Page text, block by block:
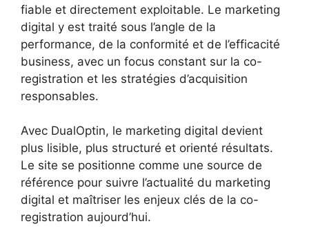
fiable et directement exploitable. Le marketing
digital y est traité sous l’angle de la
performance, de la conformité et de l’efficacité
business, avec un focus constant sur la co-
registration et les stratégies d’acquisition
responsables.
Avec DualOptin, le marketing digital devient
plus lisible, plus structuré et orienté résultats.
Le site se positionne comme une source de
référence pour suivre l’actualité du marketing
digital et maîtriser les enjeux clés de la co-
registration aujourd’hui.